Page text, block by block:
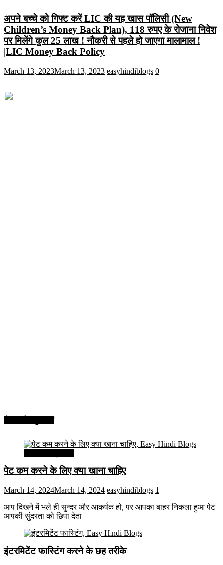
अपने बच्चे को गिफ्ट करें LIC की यह खास पॉलिसी (New
Children’s Money Back Plan), 118 रुपए के रोजाना निवेश
पर मिलेंगे कुल 25 लाख ! नौकरी से पहले हो जाएगा मालामाल !
|LIC Money Back Policy
March 13, 2023March 13, 2023 easyhindiblogs 0
पेट कम करने के लिए क्या खाना चाहिए
March 14, 2024March 14, 2024 easyhindiblogs 1
आप दिखने में भले ही सुन्दर और आकर्षक हो, पर आपका बाहर निकला हुआ पेट
आपकी सुंदरता को छिपा देता
इंटरमिटेंट फास्टिंग करने के छह तरीके